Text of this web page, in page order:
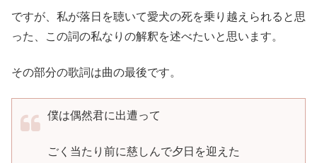
ですが、私が落日を聴いて愛犬の死を乗り越えられると思
った、この詞の私なりの解釈を述べたいと思います。
その部分の歌詞は曲の最後です。
僕は偶然君に出遭って
ごく当たり前に慈しんで夕日を迎えた